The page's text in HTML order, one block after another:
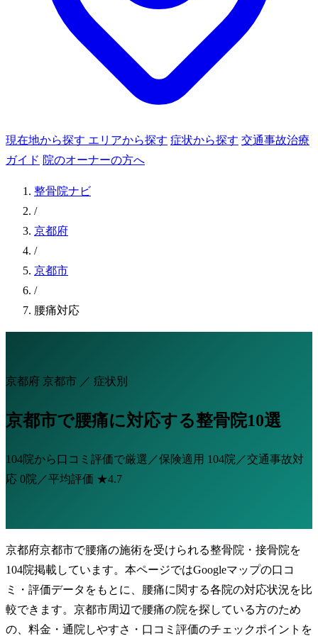
現在地から探す エリアから探す 症状から探す 交通事故治療
ガイド 院のオーナーの方へ
整骨院ナビ
/
京都府
/
京都市
/
腰痛対応
京都府 京都市 ／ 症状別
京都市で腰痛に対応する整骨院10選
104院から口コミ評価で厳選／保険適用 104院 ／交通事故対
応 0院 ／平均評価 ★4.7
京都府京都市で腰痛の施術を受けられる整骨院・接骨院を
104院掲載しています。本ページではGoogleマップの口コ
ミ・評価データをもとに、腰痛に関する各院の対応状況を比
較できます。京都市周辺で腰痛の院を探している方のため
の、料金・通院しやすさ・口コミ評価のチェックポイントを